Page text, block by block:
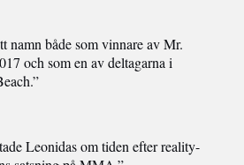
namn både som vinnare av Mr.
och som en av deltagarna i
Leonidas om tiden efter reality-